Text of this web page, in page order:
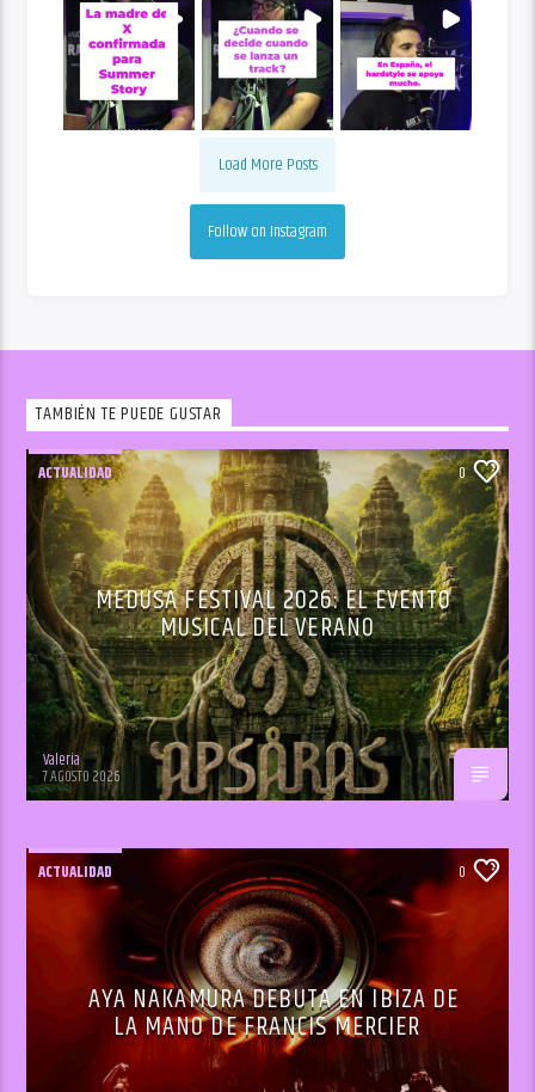
Load More Posts
Follow on Instagram
TAMBIÉN TE PUEDE GUSTAR
ACTUALIDAD 0
MEDUSA FESTIVAL 2026: EL EVENTO
MUSICAL DEL VERANO
Valeria
7 AGOSTO 2026
ACTUALIDAD 0
AYA NAKAMURA DEBUTA EN IBIZA DE
LA MANO DE FRANCIS MERCIER